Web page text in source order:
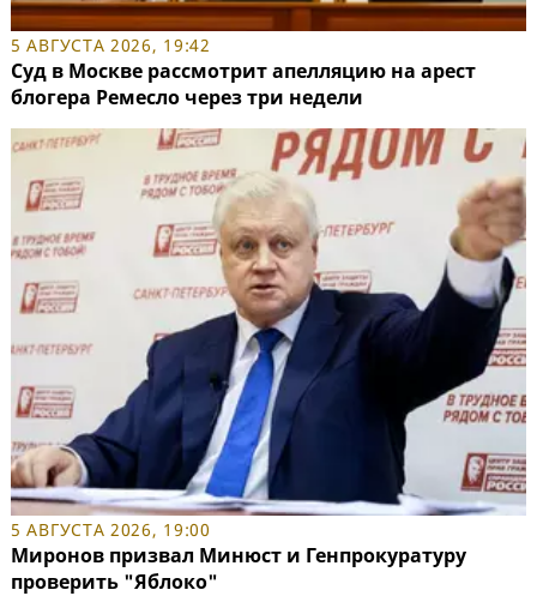
5 АВГУСТА 2026, 19:42
Суд в Москве рассмотрит апелляцию на арест
блогера Ремесло через три недели
5 АВГУСТА 2026, 19:00
Миронов призвал Минюст и Генпрокуратуру
проверить "Яблоко"